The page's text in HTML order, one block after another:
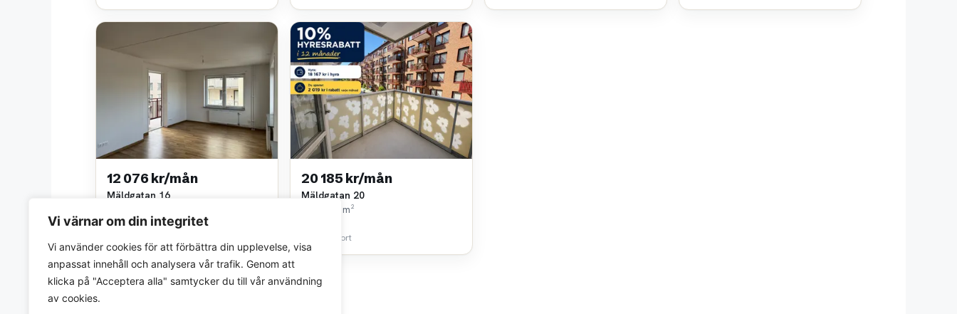
Vi värnar om din integritet
Vi använder cookies för att förbättra din upplevelse, visa
anpassat innehåll och analysera vår trafik. Genom att
klicka på "Acceptera alla" samtycker du till vår användning
av cookies.
12 076 kr/mån
Mäldgatan 16
Sveaviken PM
20 185 kr/mån
Mäldgatan 20
4 rok • 86 m²
~5,9 km bort